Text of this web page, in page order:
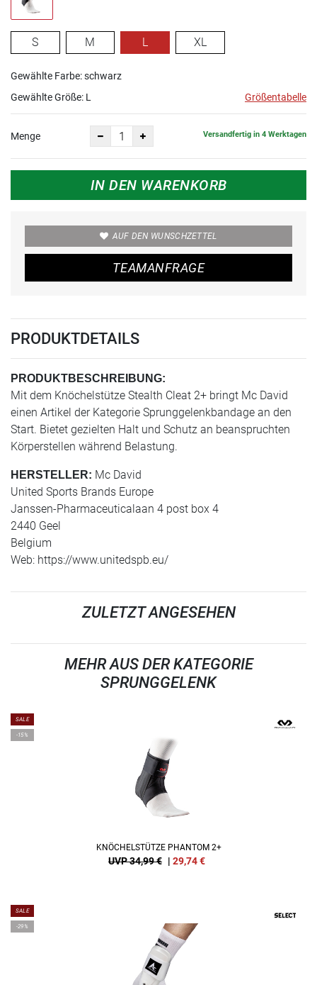
S M L XL
Gewählte Farbe: schwarz
Gewählte Größe: L Größentabelle
Menge Versandfertig in 4 Werktagen
IN DEN WARENKORB
AUF DEN WUNSCHZETTEL
TEAMANFRAGE
PRODUKTDETAILS
PRODUKTBESCHREIBUNG:
Mit dem Knöchelstütze Stealth Cleat 2+ bringt Mc David
einen Artikel der Kategorie Sprunggelenkbandage an den
Start. Bietet gezielten Halt und Schutz an beanspruchten
Körperstellen während Belastung.
HERSTELLER: Mc David
United Sports Brands Europe
Janssen-Pharmaceuticalaan 4 post box 4
2440 Geel
Belgium
Web: https://www.unitedspb.eu/
ZULETZT ANGESEHEN
MEHR AUS DER KATEGORIE
SPRUNGGELENK
SALE
-15%
KNÖCHELSTÜTZE PHANTOM 2+
UVP 34,99 € | 29,74€
SALE
-29%